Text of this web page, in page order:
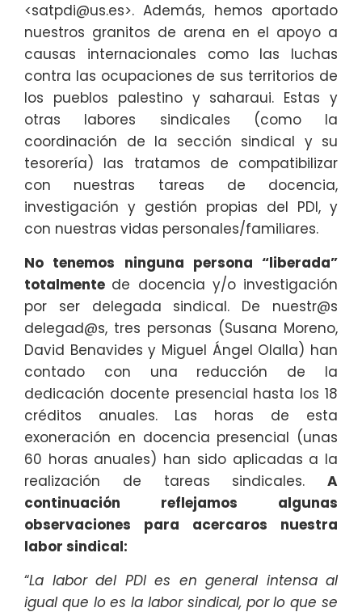
<satpdi@us.es>. Además, hemos aportado
nuestros granitos de arena en el apoyo a
causas internacionales como las luchas
contra las ocupaciones de sus territorios de
los pueblos palestino y saharaui. Estas y
otras labores sindicales (como la
coordinación de la sección sindical y su
tesorería) las tratamos de compatibilizar
con nuestras tareas de docencia,
investigación y gestión propias del PDI, y
con nuestras vidas personales/familiares.
No tenemos ninguna persona “liberada”
totalmente de docencia y/o investigación
por ser delegada sindical. De nuestr@s
delegad@s, tres personas (Susana Moreno,
David Benavides y Miguel Ángel Olalla) han
contado con una reducción de la
dedicación docente presencial hasta los 18
créditos anuales. Las horas de esta
exoneración en docencia presencial (unas
60 horas anuales) han sido aplicadas a la
realización de tareas sindicales. A
continuación reflejamos algunas
observaciones para acercaros nuestra
labor sindical:
“La labor del PDI es en general intensa al
igual que lo es la labor sindical, por lo que se